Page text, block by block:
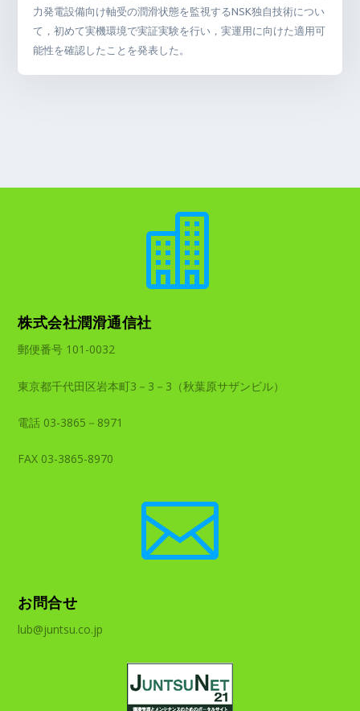
力発電設備向け軸受の潤滑状態を監視するNSK独自技術につい
て，初めて実機環境で実証実験を行い，実運用に向けた適用可
能性を確認したことを発表した。

株式会社潤滑通信社
郵便番号 101-0032
東京都千代田区岩本町3－3－3（秋葉原サザンビル）
電話 03-3865－8971
FAX 03-3865-8970

お問合せ
lub@juntsu.co.jp